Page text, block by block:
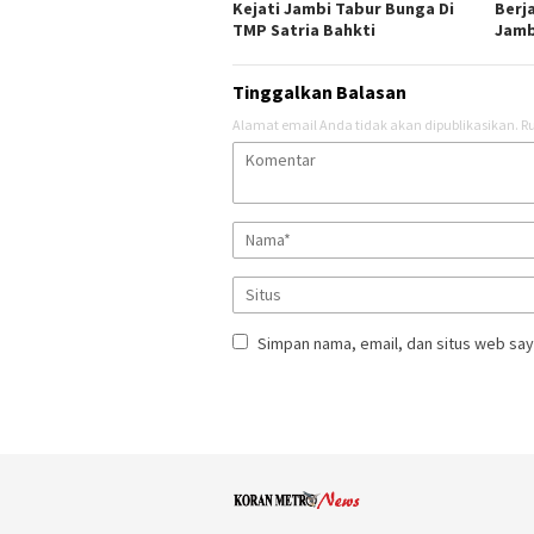
Kejati Jambi Tabur Bunga Di
TMP Satria Bahkti
Tinggalkan Balasan
Alamat email Anda tidak akan dipublikasikan.
Simpan nama, email, dan situs web